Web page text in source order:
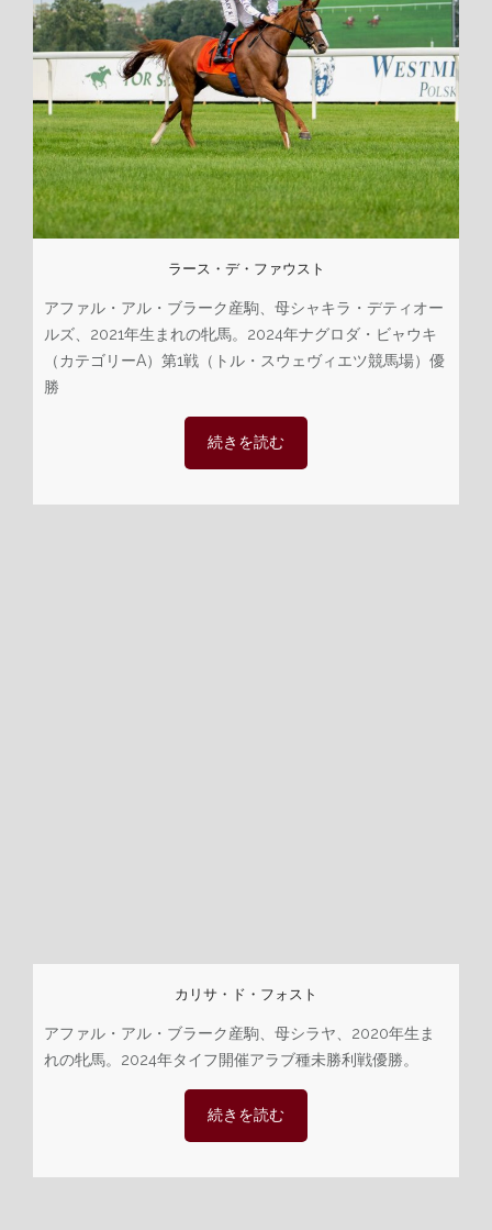
ラース・デ・ファウスト
アファル・アル・ブラーク産駒、母シャキラ・デティオー
ルズ、2021年生まれの牝馬。2024年ナグロダ・ビャウキ
（カテゴリーA）第1戦（トル・スウェヴィエツ競馬場）優
勝
続きを読む
カリサ・ド・フォスト
アファル・アル・ブラーク産駒、母シラヤ、2020年生ま
れの牝馬。2024年タイフ開催アラブ種未勝利戦優勝。
続きを読む